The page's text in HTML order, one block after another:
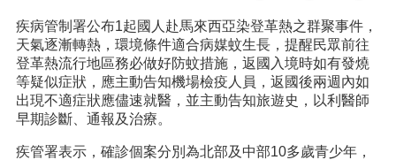
疾病管制署公布1起國人赴馬來西亞染登革熱之群聚事件，
天氣逐漸轉熱，環境條件適合病媒蚊生長，提醒民眾前往
登革熱流行地區務必做好防蚊措施，返國入境時如有發燒
等疑似症狀，應主動告知機場檢疫人員，返國後兩週內如
出現不適症狀應儘速就醫，並主動告知旅遊史，以利醫師
早期診斷、通報及治療。
疾管署表示，確診個案分別為北部及中部10多歲青少年，